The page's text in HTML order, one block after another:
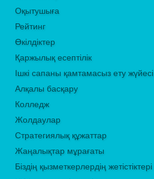
Оқытушыға
Рейтинг
Өкілдіктер
Қаржылық есептілік
Ішкі сапаны қамтамасыз ету жүйесі
Алқалы басқару
Колледж
Жолдаулар
Стратегиялық құжаттар
Жаңалықтар мұрағаты
Біздің қызметкерлердің жетістіктері